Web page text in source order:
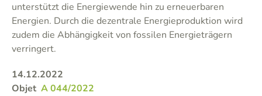
unterstützt die Energiewende hin zu erneuerbaren
Energien. Durch die dezentrale Energieproduktion wird
zudem die Abhängigkeit von fossilen Energieträgern
verringert.
14.12.2022
Objet A 044/2022